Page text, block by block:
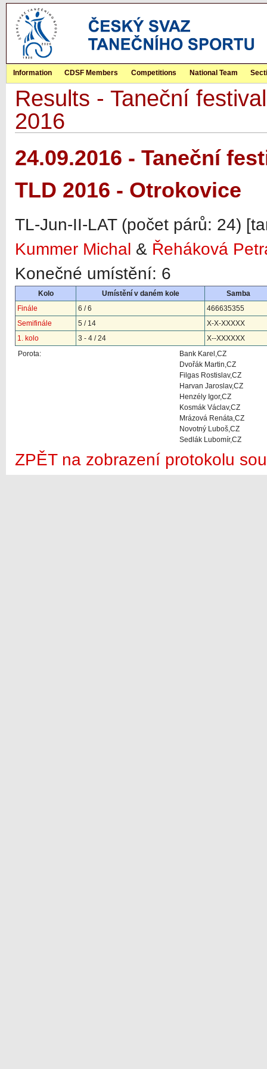
Information CDSF Members Competitions National Team
Results - Taneční
2016
24.09.2016 - Taneční
TLD 2016 - Otrokovice
TL-Jun-II-LAT (počet párů: 24)
Kummer Michal & Řeháková
Konečné umístění: 6
Kolo Umístění v daném kole
Samba
Finále
6 / 6
466635355
Semifinále
5 / 14
X-X-XXXXX
1. kolo
3 - 4 / 24
X--XXXXXX
Porota:
Bank Karel,CZ
Dvořák Martin,CZ
Filgas Rostislav,CZ
Harvan Jaroslav,CZ
Henzély Igor,CZ
Kosmák Václav,CZ
Mrázová Renáta,CZ
Novotný Luboš,CZ
Sedlák Lubomír,CZ
ZPĚT na zobrazení protokolu